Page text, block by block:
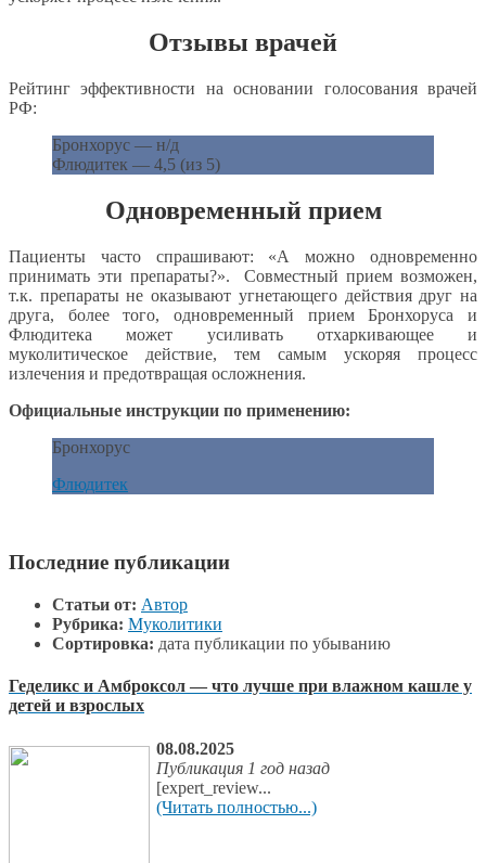
Отзывы врачей
Рейтинг эффективности на основании голосования врачей
РФ:
Бронхорус — н/д
Флюдитек — 4,5 (из 5)
Одновременный прием
Пациенты часто спрашивают: «А можно одновременно
принимать эти препараты?». Совместный прием возможен,
т.к. препараты не оказывают угнетающего действия друг на
друга, более того, одновременный прием Бронхоруса и
Флюдитека может усиливать отхаркивающее и
муколитическое действие, тем самым ускоряя процесс
излечения и предотвращая осложнения.
Официальные инструкции по применению:
Бронхорус
Флюдитек
Последние публикации
Статьи от: Автор
Рубрика: Муколитики
Сортировка: дата публикации по убыванию
Геделикс и Амброксол — что лучше при влажном кашле у
детей и взрослых
08.08.2025
Публикация 1 год назад
[expert_review...
(Читать полностью...)